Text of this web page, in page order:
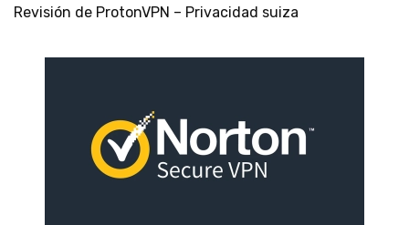
Revisión de ProtonVPN – Privacidad suiza